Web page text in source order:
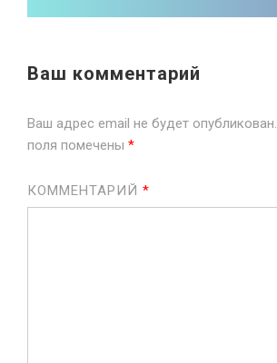
Ваш комментарий
Ваш адрес email не будет опубликован.
поля помечены *
КОММЕНТАРИЙ *